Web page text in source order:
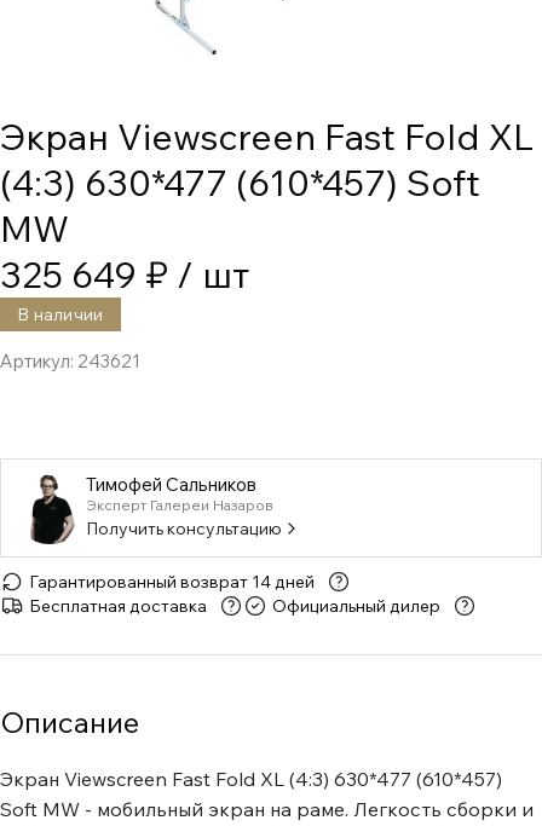
Экран Viewscreen Fast Fold XL
(4:3) 630*477 (610*457) Soft
MW
325 649 ₽ / шт
В наличии
Артикул: 243621
Тимофей Сальников
Эксперт Галереи Назаров
Получить консультацию
Гарантированный возврат 14 дней
Бесплатная доставка
Официальный дилер
Описание
Экран Viewscreen Fast Fold XL (4:3) 630*477 (610*457)
Soft MW - мобильный экран на раме. Легкость сборки и